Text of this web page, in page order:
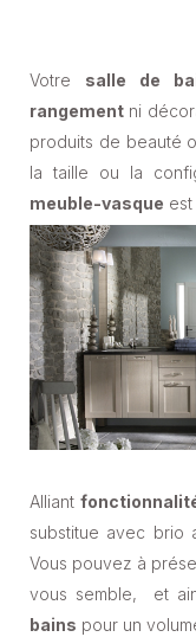
Votre salle de
rangement ni
produits de beauté
la taille ou la
meuble-vasque est
Alliant
substitue avec brio
Vous pouvez à
vous semble, et
bains pour un